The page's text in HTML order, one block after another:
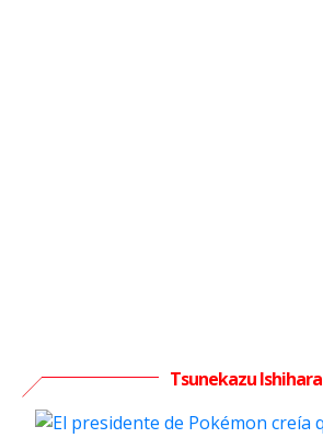
Tsunekazu Ishihara